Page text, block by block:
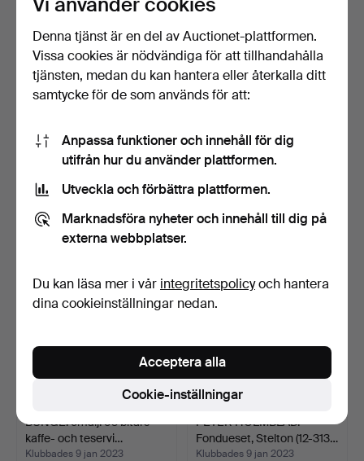
WILHELM WAGENFELD.
Dörr- och fönsterbeslag…
Klubbades 2 apr 2023
12 bud
342 USD
OSCAR TUSQUETS. Alessi,
2 krukor (100-38).
15 bud
289 USD
BUNGE. emalj. 53 bitars
kaffe- och teservi…
Klubbades 9 jan 2023
PETER HOLMBLAD.
Fondueset, Stelton (12-313…
Klubbades 9 jan 2023
Denna tjänst är en del av Auctionet-plattformen.
Vissa cookies är nödvändiga för att tillhandahålla
tjänsten, medan du kan hantera eller återkalla ditt
samtycke för de som används för att:
Anpassa funktioner och innehåll för dig
utifrån hur du använder plattformen.
Utveckla och förbättra plattformen.
Marknadsföra nyheter och innehåll till dig på
externa webbplatser.
Du kan läsa mer i vår integritetspolicyoch hantera
dina cookieinställningar nedan.
Cookie-inställningar
Acceptera alla